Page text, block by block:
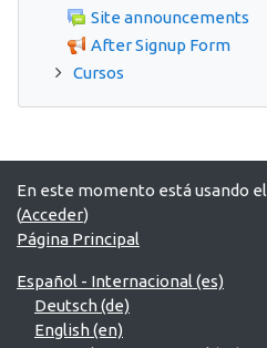
Site announcements
After Signup Form
Cursos
En este momento está usando
(Acceder)
Página Principal
Español - Internacional ‎(es)‎
Deutsch ‎(de)‎
English ‎(en)‎